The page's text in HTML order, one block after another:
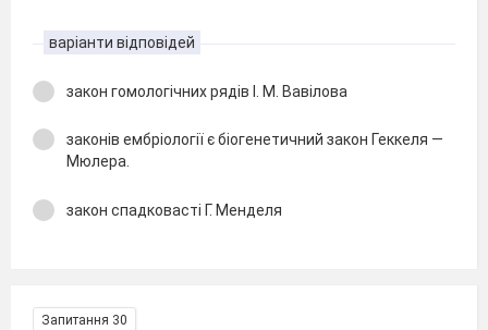
варіанти відповідей
закон гомологічних рядів І. М. Вавілова
законів ембріології є біогенетичний закон Геккеля —
Мюлера.
закон спадковасті Г. Менделя
Запитання 30